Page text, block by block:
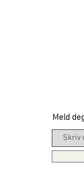
Meld